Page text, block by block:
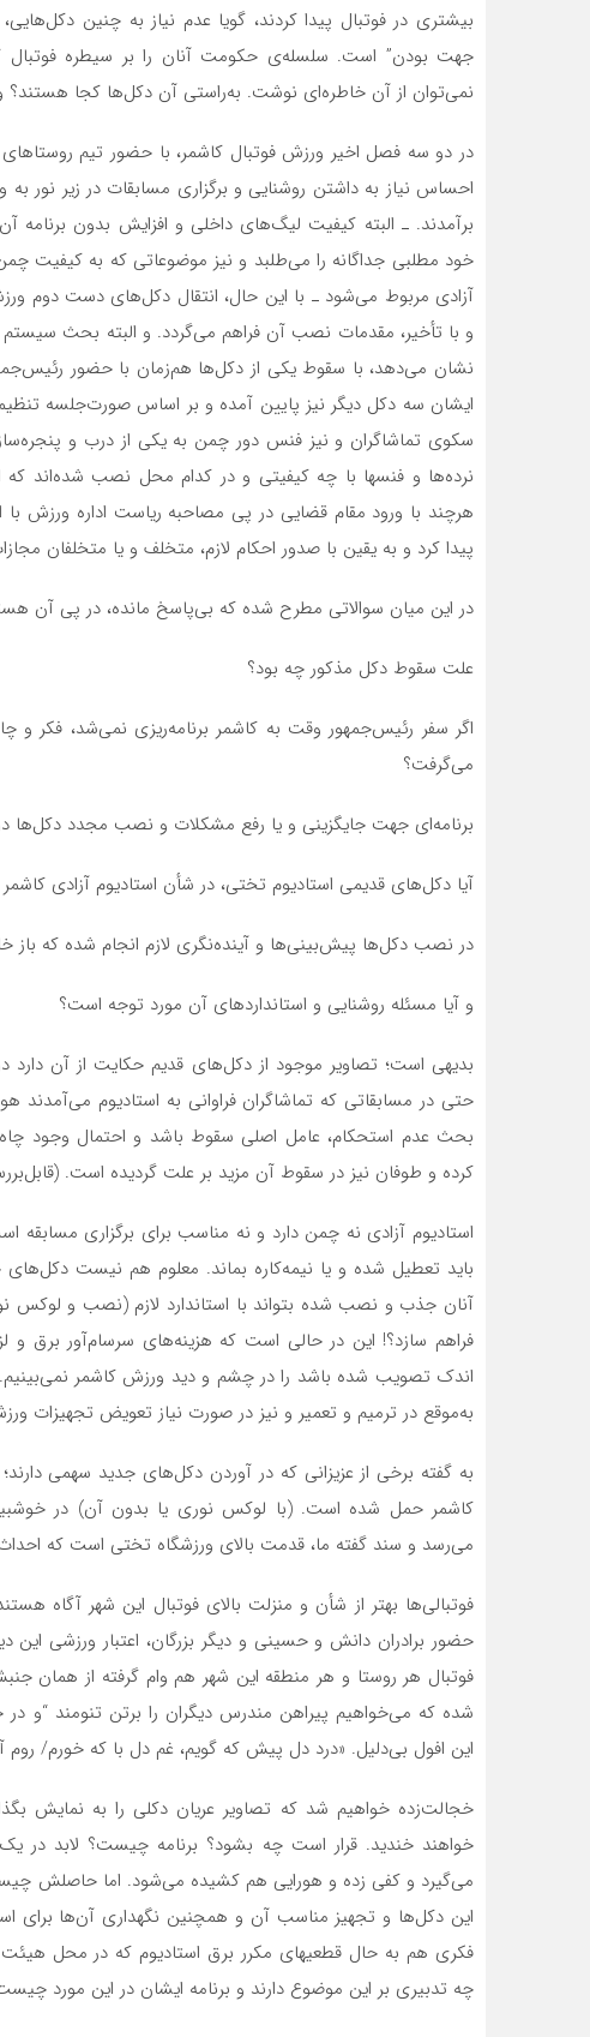
بیشتری در فوتبال پیدا کردند، گویا عدم نیاز به چنین
جهت بودن” است. سلسله‌ی حکومت آنان را بر سیطره فوتبال
نمی‌توان از آن خاطره‌ای نوشت. به‌راستی آن دکل‌ها کجا هستند؟
در دو سه فصل اخیر ورزش فوتبال کاشمر، با حضور تیم
احساس نیاز به داشتن روشنایی و برگزاری مسابقات در زیر نور
برآمدند. ـ البته کیفیت لیگ‌های داخلی و افزایش بدون برنامه
خود مطلبی جداگانه را می‌طلبد و نیز موضوعاتی که به کیفیت
آزادی مربوط می‌شود ـ با این حال، انتقال دکل‌های دست دوم
و با تأخیر، مقدمات نصب آن فراهم می‌گردد. و البته بحث
نشان می‌دهد، با سقوط یکی از دکل‌ها هم‌زمان با حضور
سکوی تماشاگران و نیز فنس دور چمن به یکی از درب و
نرده‌ها و فنس‏ها با چه کیفیتی و در کدام محل نصب شده‌اند
هرچند با ورود مقام قضایی در پی مصاحبه ریاست اداره ورزش
پیدا کرد و به یقین با صدور احکام لازم، متخلف و یا متخلفان
در این میان سوالاتی مطرح شده که بی‌پاسخ مانده، در پی آن
علت سقوط دکل مذکور چه بود؟
اگر سفر رئیس‌جمهور وقت به کاشمر برنامه‌ریزی نمی‌شد، فکر و
می‌گرفت؟
برنامه‌ای جهت جایگزینی و یا رفع مشکلات و نصب مجدد دکل‌ها
آیا دکل‌های قدیمی استادیوم تختی، در شأن استادیوم آزادی
در نصب دکل‌ها پیش‌بینی‌ها و آینده‌نگری لازم انجام شده که باز
و آیا مسئله روشنایی و استانداردهای آن مورد توجه است؟
بدیهی است؛ تصاویر موجود از دکل‌های قدیم حکایت از آن دارد
حتی در مسابقاتی که تماشاگران فراوانی به استادیوم می‌آمدند
بحث عدم استحکام، عامل اصلی سقوط باشد و احتمال وجود چاه
کرده و طوفان نیز در سقوط آن مزید بر علت گردیده است.
استادیوم آزادی نه چمن دارد و نه مناسب برای برگزاری مسابقه
باید تعطیل شده و یا نیمه‌کاره بماند. معلوم هم نیست
آنان جذب و نصب شده بتواند با استاندارد لازم (نصب و لوکس
فراهم سازد؟! این در حالی است که هزینه‌های سرسام‌آور برق و
اندک تصویب شده باشد را در چشم و دید ورزش کاشمر
به‌موقع در ترمیم و تعمیر و نیز در صورت نیاز تعویض تجهیزات
به گفته برخی از عزیزانی که در آوردن دکل‌های جدید سهمی
کاشمر حمل شده است. (با لوکس نوری یا بدون آن) در
می‌رسد و سند گفته ما، قدمت بالای ورزشگاه تختی است که
فوتبالی‌ها بهتر از شأن و منزلت بالای فوتبال این شهر آگاه
حضور برادران دانش و حسینی و دیگر بزرگان، اعتبار ورزشی این
فوتبال هر روستا و هر منطقه این شهر هم وام گرفته از همان
شده که می‌خواهیم پیراهن مندرس دیگران را برتن تنومند “و در
این افول بی‌دلیل. «درد دل پیش که گویم، غم دل با که خورم/ روم
خجالت‌زده خواهیم شد که تصاویر عریان دکلی را به نمایش
خواهند خندید. قرار است چه بشود؟ برنامه چیست؟ لابد در
می‌گیرد و کفی زده و هورایی هم کشیده می‌شود. اما حاصلش
این دکل‌ها و تجهیز مناسب آن و همچنین نگهداری آن‌ها برای
فکری هم به حال قطعی‏های مکرر برق استادیوم که در محل
چه تدبیری بر این موضوع دارند و برنامه ایشان در این مورد